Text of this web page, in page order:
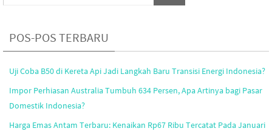
POS-POS TERBARU
Uji Coba B50 di Kereta Api Jadi Langkah Baru Transisi Energi Indonesia?
Impor Perhiasan Australia Tumbuh 634 Persen, Apa Artinya bagi Pasar
Domestik Indonesia?
Harga Emas Antam Terbaru: Kenaikan Rp67 Ribu Tercatat Pada Januari